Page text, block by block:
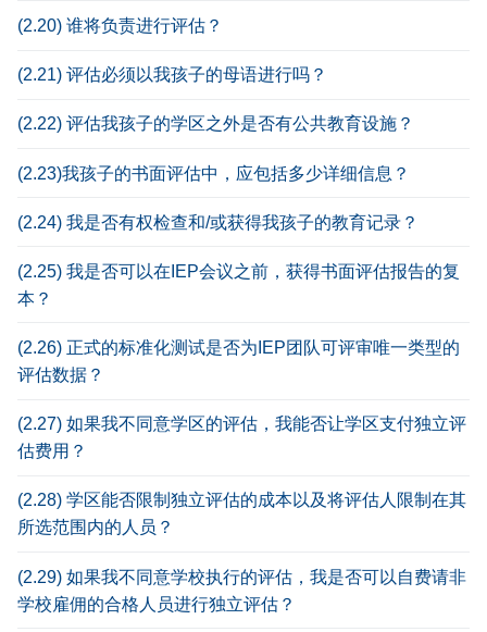
(2.20) 谁将负责进行评估？
(2.21) 评估必须以我孩子的母语进行吗？
(2.22) 评估我孩子的学区之外是否有公共教育设施？
(2.23)我孩子的书面评估中，应包括多少详细信息？
(2.24) 我是否有权检查和/或获得我孩子的教育记录？
(2.25) 我是否可以在IEP会议之前，获得书面评估报告的复
本？
(2.26) 正式的标准化测试是否为IEP团队可评审唯一类型的
评估数据？
(2.27) 如果我不同意学区的评估，我能否让学区支付独立评
估费用？
(2.28) 学区能否限制独立评估的成本以及将评估人限制在其
所选范围内的人员？
(2.29) 如果我不同意学校执行的评估，我是否可以自费请非
学校雇佣的合格人员进行独立评估？